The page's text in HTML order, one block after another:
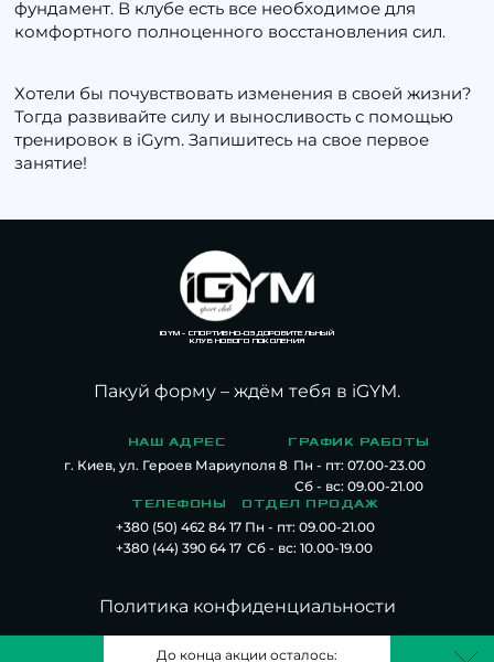
фундамент. В клубе есть все необходимое для
комфортного полноценного восстановления сил.
Хотели бы почувствовать изменения в своей жизни?
Тогда развивайте силу и выносливость с помощью
тренировок в iGym. Запишитесь на свое первое
занятие!
IGYM – СПОРТИВНО-ОЗДОРОВИТЕЛЬНЫЙ
КЛУБ НОВОГО ПОКОЛЕНИЯ
Пакуй форму – ждём тебя в iGYM.
НАШ АДРЕС
г. Киев, ул. Героев Мариуполя 8
ГРАФИК РАБОТЫ
Пн - пт: 07.00-23.00
Сб - вс: 09.00-21.00
ТЕЛЕФОНЫ
+380 (50) 462 84 17
+380 (44) 390 64 17
ОТДЕЛ ПРОДАЖ
Пн - пт: 09.00-21.00
Сб - вс: 10.00-19.00
Политика конфиденциальности
Публичный договор
До конца акции осталось: